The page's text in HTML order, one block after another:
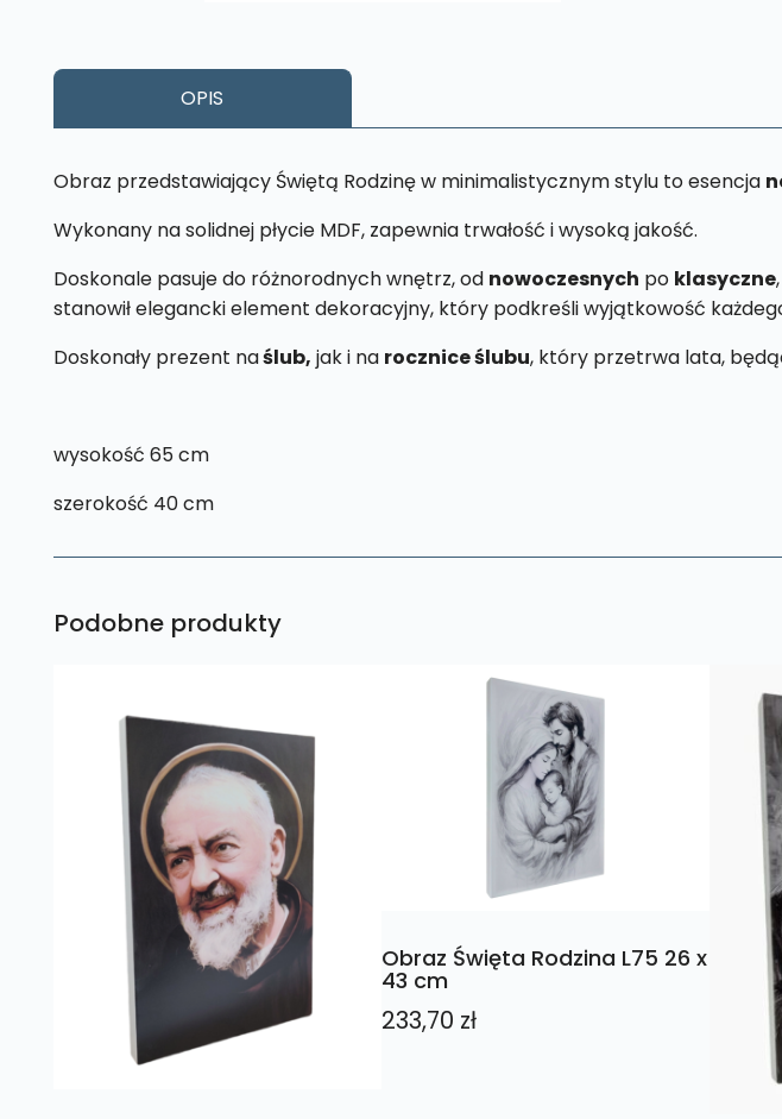
OPIS
Obraz przedstawiający Świętą Rodzinę w minimalistycznym stylu to esencja
Wykonany na solidnej płycie MDF, zapewnia trwałość i wysoką jakość.
Doskonale pasuje do różnorodnych wnętrz, od nowoczesnych po klasyczne
stanowił elegancki element dekoracyjny, który podkreśli wyjątkowość
Doskonały prezent naślub, jak i na rocznice ślubu, który przetrwa lata,
wysokość 65 cm
szerokość 40 cm
Podobne produkty
Obraz Święta Rodzina L75 26 x
43 cm
233,70 zł